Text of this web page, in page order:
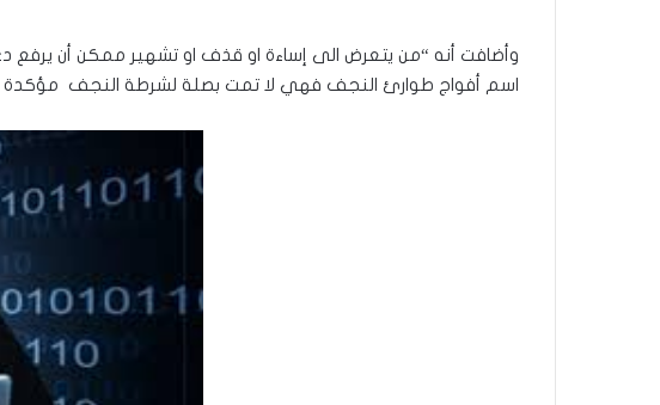
وأضافت أنه “من يتعرض الى إساءة او قذف او تشهير ممكن أن
اسم أفواج طوارئ النجف فهي لا تمت بصلة لشرطة النجف مؤكدة